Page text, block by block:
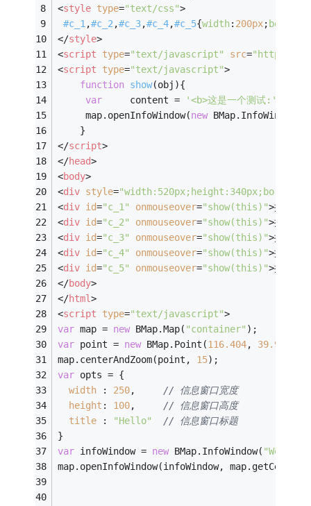
<style type="text/css">
#c_1,#c_2,#c_3,#c_4,#c_5{width: 200px; border
</style>
<script type="text/javascript" src="http://
<script type="text/javascript">
function show(obj ){
var
	 content =
'<b>这是一个测试:'
	 map.openInfoWindow(
new
</script>
</head>
<body>
<div style=
<div id="c_1" onmouseover="show(this)">提示1
<div id="c_2" onmouseover="show(this)">提示2
<div id="c_3" onmouseover="show(this)">提示3
<div id="c_4" onmouseover="show(this)">提示4
<div id="c_5" onmouseover="show(this)">提示5
</body>
</html>
<script type="text/javascript">
var map = new BMap.Map( "container" );
var point = new BMap.Point(116.404, 39.915
map.centerAndZoom(point, 15);
var opts = {
width : 250, // 信息窗口宽度
height : 100, // 信息窗口高度
title : "Hello"
// 信息窗口标题
}
var infoWindow = new BMap.InfoWindow( "World"
map.openInfoWindow(infoWindow,